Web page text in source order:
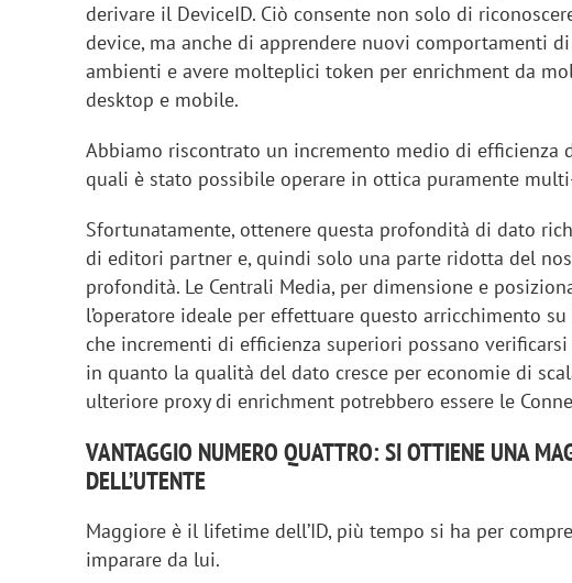
derivare il DeviceID. Ciò consente non solo di
device, ma anche di apprendere nuovi comportamenti
ambienti e avere molteplici token per enrichment da
desktop e mobile.
Abbiamo riscontrato un incremento medio di efficienza
quali è stato possibile operare in ottica puramente
Sfortunatamente, ottenere questa profondità di dato
di editori partner e, quindi solo una parte ridotta del
profondità. Le Centrali Media, per dimensione e
l’operatore ideale per effettuare questo arricchimento
che incrementi di efficienza superiori possano
in quanto la qualità del dato cresce per economie di
ulteriore proxy di enrichment potrebbero essere le
VANTAGGIO NUMERO QUATTRO: SI OTTIENE UNA
DELL’UTENTE
Maggiore è il lifetime dell’ID, più tempo si ha per
imparare da lui.